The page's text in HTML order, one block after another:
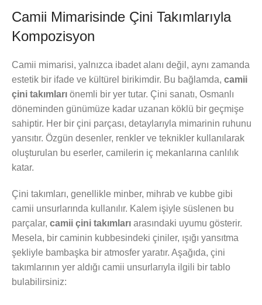
Camii Mimarisinde Çini Takımlarıyla
Kompozisyon
Camii mimarisi, yalnızca ibadet alanı değil, aynı zamanda
estetik bir ifade ve kültürel birikimdir. Bu bağlamda, camii
çini takımları önemli bir yer tutar. Çini sanatı, Osmanlı
döneminden günümüze kadar uzanan köklü bir geçmişe
sahiptir. Her bir çini parçası, detaylarıyla mimarinin ruhunu
yansıtır. Özgün desenler, renkler ve teknikler kullanılarak
oluşturulan bu eserler, camilerin iç mekanlarına canlılık
katar.
Çini takımları, genellikle minber, mihrab ve kubbe gibi
camii unsurlarında kullanılır. Kalem işiyle süslenen bu
parçalar, camii çini takımları arasındaki uyumu gösterir.
Mesela, bir caminin kubbesindeki çiniler, ışığı yansıtma
şekliyle bambaşka bir atmosfer yaratır. Aşağıda, çini
takımlarının yer aldığı camii unsurlarıyla ilgili bir tablo
bulabilirsiniz: